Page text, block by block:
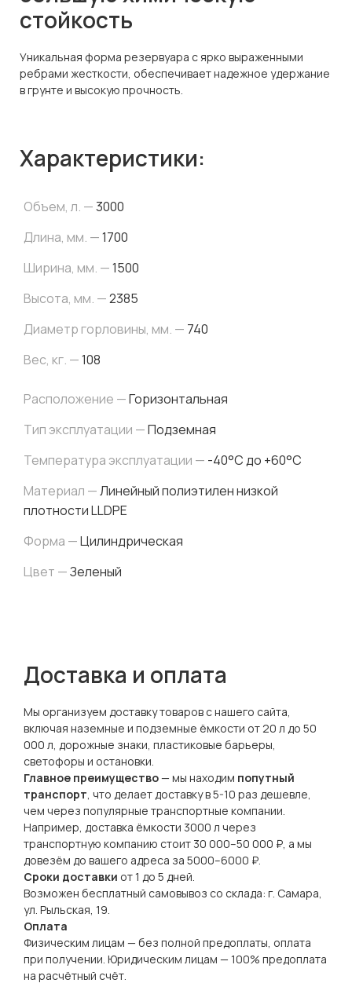
стойкость
Уникальная форма резервуара с ярко выраженными
ребрами жесткости, обеспечивает надежное удержание
в грунте и высокую прочность.
Характеристики:
Объем, л. —3000
Длина, мм. —1700
Ширина, мм. —1500
Высота, мм. —2385
Диаметр горловины, мм. — 740
Вес, кг. —108
Расположение —Горизонтальная
Тип эксплуатации —Подземная
Температура эксплуатации — -40°C до +60°C
Материал —Линейный полиэтилен низкой
плотности LLDPE
Форма —Цилиндрическая
Цвет —Зеленый
Доставка и оплата
Мы организуем доставку товаров с нашего сайта,
включая наземные и подземные ёмкости от 20 л до 50
000 л, дорожные знаки, пластиковые барьеры,
светофоры и остановки.
Главное преимущество— мы находим попутный
транспорт, что делает доставку в 5-10 раз дешевле,
чем через популярные транспортные компании.
Например, доставка ёмкости 3000 л через
транспортную компанию стоит 30 000–50 000 ₽, а мы
довезём до вашего адреса за 5000–6000 ₽.
Сроки доставки от 1 до 5 дней.
Возможен бесплатный самовывоз со склада: г. Самара,
ул. Рыльская, 19.
Оплата
Физическим лицам — без полной предоплаты, оплата
при получении. Юридическим лицам — 100% предоплата
на расчётный счёт.